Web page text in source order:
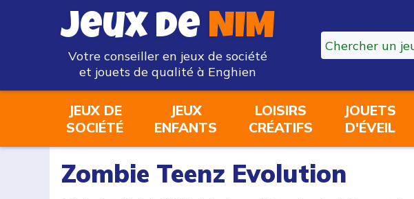
Jeux de NIM
Votre conseiller en jeux de société
et jouets de qualité à Enghien
JEUX DE
SOCIÉTÉ
JEUX
ENFANTS
LOISIRS
CRÉATIFS
JOUETS
D'ÉVEIL
Zombie Teenz Evolution